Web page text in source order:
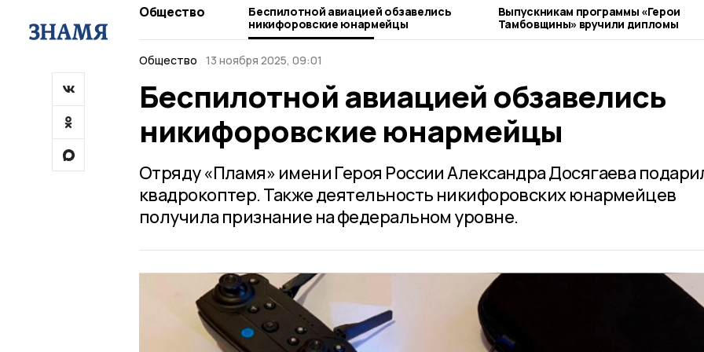
Общество
Беспилотной авиацией обзавелись
никифоровские юнармейцы
Выпускникам программы «Герои
Тамбовщины» вручили дипломы
Общество
13 ноября 2025, 09:01
Беспилотной авиацией обзавелись
никифоровские юнармейцы
Отряду «Пламя» имени Героя России Александра Досягаева
квадрокоптер. Также деятельность никифоровских юнармейцев
получила признание на федеральном уровне.